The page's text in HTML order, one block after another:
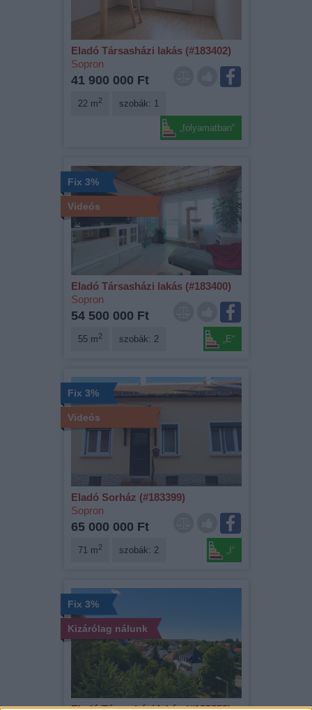
Eladó Társasházi lakás (#183402)
Sopron
41 900 000 Ft
22 m2 szobák: 1
„folyamatban“
Fix 3%
Videós
Eladó Társasházi lakás (#183400)
Sopron
54 500 000 Ft
55 m2 szobák: 2 „E“
Fix 3%
Videós
Eladó Sorház (#183399)
Sopron
65 000 000 Ft
71 m2 szobák: 2 „I“
Fix 3%
Kizárólag nálunk